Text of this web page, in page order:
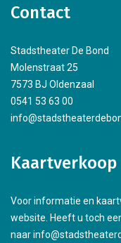
Contact
Stadstheater De Bond
Molenstraat 25
7573 BJ Oldenzaal
0541 53 63 00
Kaartverkoop
Voor informatie en
website. Heeft u toch
naar